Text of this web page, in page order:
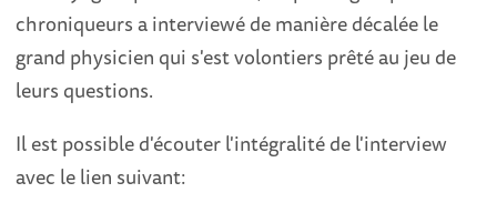
chroniqueurs a interviewé de manière décalée le
grand physicien qui s'est volontiers prêté au jeu de
leurs questions.
Il est possible d'écouter l'intégralité de l'interview
avec le lien suivant: